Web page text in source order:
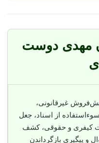
مهدی دوست
غیرقانونی،
از اسناد، جعل
کیفری و حقوقی، کشف
و پیگیری بازگرداندن